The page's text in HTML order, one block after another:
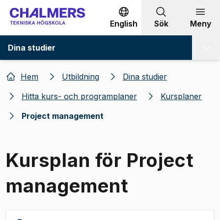
Gå till innehållet
English Sök Meny
Dina studier
Hem Utbildning
Dina studier
Hitta kurs- och programplaner
Kursplaner
Project management
Kursplan för Project
management